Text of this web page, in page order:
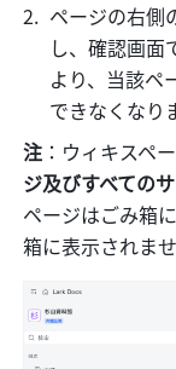
ページの右側
し、確認画面
より、当該ペ
できなくなり
注 ：ウィキスペ
ジ及びすべての
ページはごみ箱
箱に表示されませ